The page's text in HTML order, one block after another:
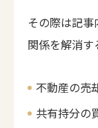
その際は記
関係を解消す
不動産の売
共有持分の